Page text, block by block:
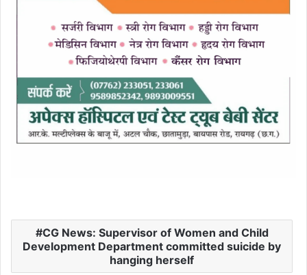
CG News: Supervisor of Women and Child
Development Department committed suicide by
hanging herself